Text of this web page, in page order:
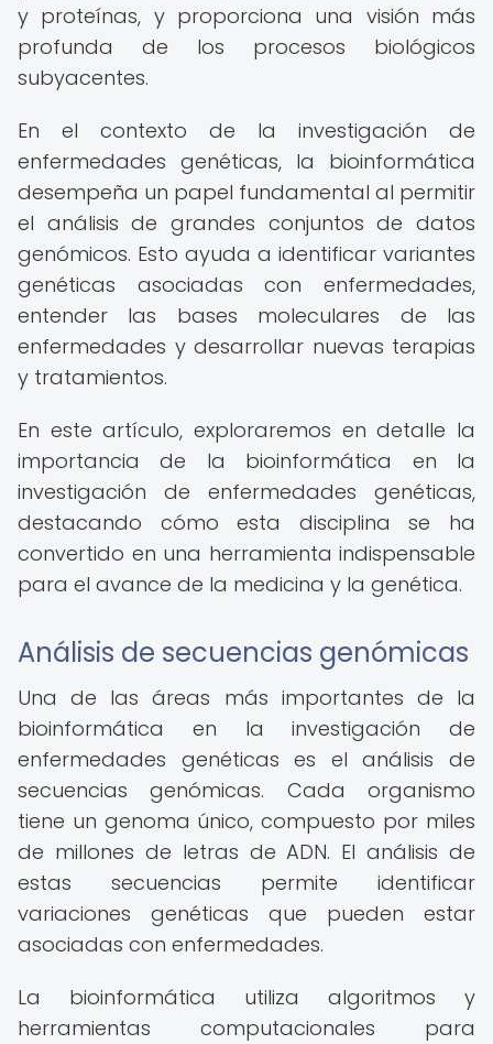
y proteínas, y proporciona una visión más
profunda de los procesos biológicos
subyacentes.
En el contexto de la investigación de
enfermedades genéticas, la bioinformática
desempeña un papel fundamental al permitir
el análisis de grandes conjuntos de datos
genómicos. Esto ayuda a identificar variantes
genéticas asociadas con enfermedades,
entender las bases moleculares de las
enfermedades y desarrollar nuevas terapias
y tratamientos.
En este artículo, exploraremos en detalle la
importancia de la bioinformática en la
investigación de enfermedades genéticas,
destacando cómo esta disciplina se ha
convertido en una herramienta indispensable
para el avance de la medicina y la genética.
Análisis de secuencias genómicas
Una de las áreas más importantes de la
bioinformática en la investigación de
enfermedades genéticas es el análisis de
secuencias genómicas. Cada organismo
tiene un genoma único, compuesto por miles
de millones de letras de ADN. El análisis de
estas secuencias permite identificar
variaciones genéticas que pueden estar
asociadas con enfermedades.
La bioinformática utiliza algoritmos y
herramientas computacionales para